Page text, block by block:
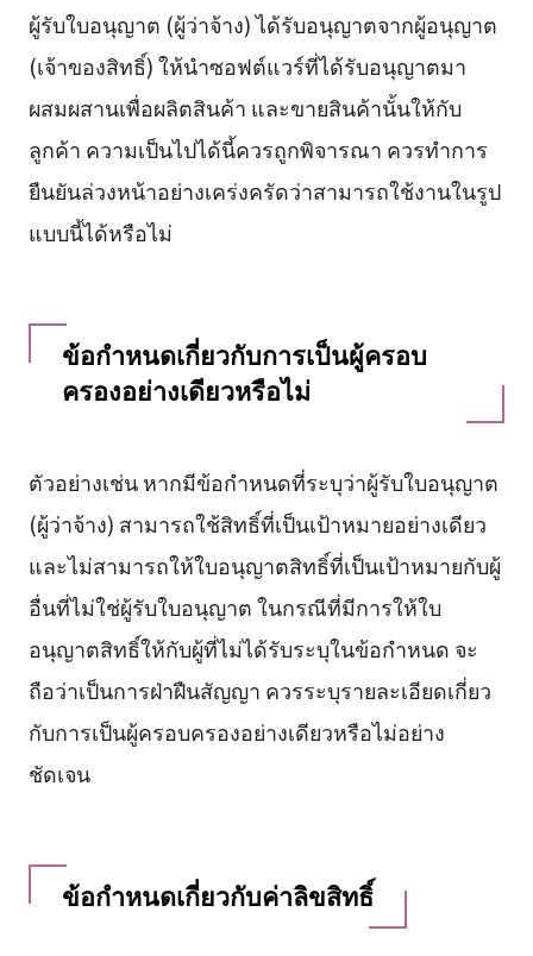
ผู้รับใบอนุญาต (ผู้ว่าจ้าง) ได้รับอนุญาตจากผู้อนุญาต
(เจ้าของสิทธิ์) ให้นำซอฟต์แวร์ที่ได้รับอนุญาตมา
ผสมผสานเพื่อผลิตสินค้า และขายสินค้านั้นให้กับ
ลูกค้า ความเป็นไปได้นี้ควรถูกพิจารณา ควรทำการ
ยืนยันล่วงหน้าอย่างเคร่งครัดว่าสามารถใช้งานในรูป
แบบนี้ได้หรือไม่
ข้อกำหนดเกี่ยวกับการเป็นผู้ครอบ
ครองอย่างเดียวหรือไม่
ตัวอย่างเช่น หากมีข้อกำหนดที่ระบุว่าผู้รับใบอนุญาต
(ผู้ว่าจ้าง) สามารถใช้สิทธิ์ที่เป็นเป้าหมายอย่างเดียว
และไม่สามารถให้ใบอนุญาตสิทธิ์ที่เป็นเป้าหมายกับผู้
อื่นที่ไม่ใช่ผู้รับใบอนุญาต ในกรณีที่มีการให้ใบ
อนุญาตสิทธิ์ให้กับผู้ที่ไม่ได้รับระบุในข้อกำหนด จะ
ถือว่าเป็นการฝ่าฝืนสัญญา ควรระบุรายละเอียดเกี่ยว
กับการเป็นผู้ครอบครองอย่างเดียวหรือไม่อย่าง
ชัดเจน
ข้อกำหนดเกี่ยวกับค่าลิขสิทธิ์